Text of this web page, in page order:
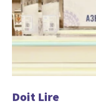
Doit Lire